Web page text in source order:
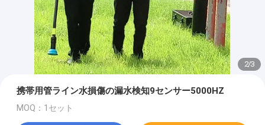
2/3
携帯用管ライン水損傷の漏水検知9センサー5000HZ
MOQ：1セット